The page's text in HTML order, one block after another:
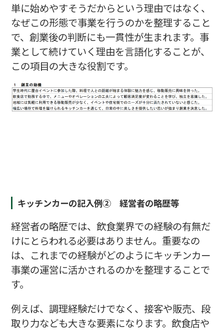
単に始めやすそうだからという理由ではなく、
なぜこの形態で事業を行うのかを整理すること
で、創業後の判断にも一貫性が生まれます。事
業として続けていく理由を言語化することが、
この項目の大きな役割です。
キッチンカーの記入例② 経営者の略歴等
経営者の略歴では、飲食業界での経験の有無だ
けにとらわれる必要はありません。重要なの
は、これまでの経験がどのようにキッチンカー
事業の運営に活かされるのかを整理することで
す。
例えば、調理経験だけでなく、接客や販売、段
取り力なども大きな要素になります。飲食店や